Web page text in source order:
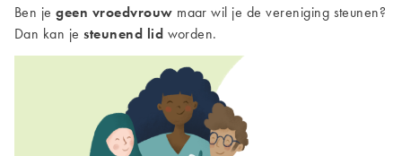
Ben jegeen vroedvrouw maar wil je de vereniging steunen?
Dan kan jesteunend lid worden.